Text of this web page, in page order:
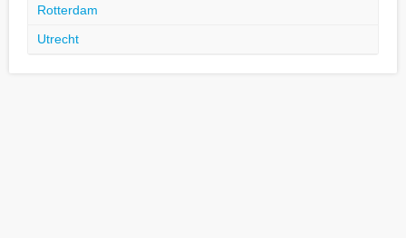
Rotterdam
Utrecht